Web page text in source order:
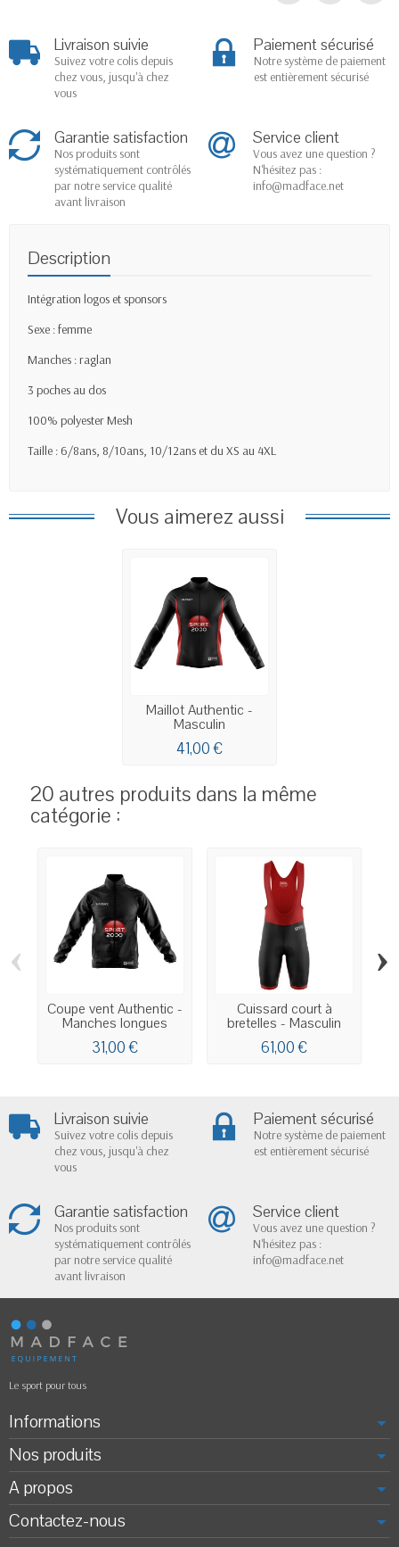
Livraison suivie
Suivez votre colis depuis
chez vous, jusqu'à chez
vous
Paiement sécurisé
Notre système de paiement
est entièrement sécurisé
Garantie satisfaction
Nos produits sont
systématiquement contrôlés
par notre service qualité
avant livraison
Service client
Vous avez une question ?
N'hésitez pas :
info@madface.net
Description
Intégration logos et sponsors
Sexe : femme
Manches : raglan
3 poches au dos
100% polyester Mesh
Taille : 6/8ans, 8/10ans, 10/12ans et du XS au 4XL
Vous aimerez aussi
Maillot Authentic -
Masculin
41,00 €
20 autres produits dans la même
catégorie :
Coupe vent Authentic -
Manches longues
31,00 €
Cuissard court à
bretelles - Masculin
61,00 €
‹ ›
Livraison suivie
Suivez votre colis depuis
chez vous, jusqu'à chez
vous
Paiement sécurisé
Notre système de paiement
est entièrement sécurisé
Garantie satisfaction
Nos produits sont
systématiquement contrôlés
par notre service qualité
avant livraison
Service client
Vous avez une question ?
N'hésitez pas :
info@madface.net
Le sport pour tous
Informations
Nos produits
A propos
Contactez-nous